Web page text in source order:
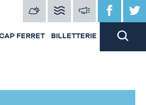
FERRET BILLETTERIE